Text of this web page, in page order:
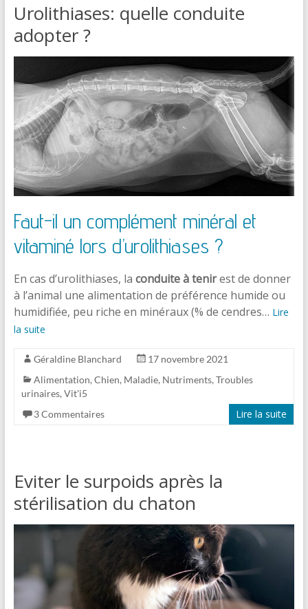
Urolithiases: quelle conduite
adopter ?
Faut-il un complément minéral et
vitaminé lors d’urolithiases ?
En cas d’urolithiases, la conduite à tenirest de donner
à l’animal une alimentation de préférence humide ou
humidifiée, peu riche en minéraux (% de cendres… Lire
la suite
Géraldine Blanchard
17 novembre 2021
Alimentation, Chien, Maladie, Nutriments, Troubles
urinaires, Vit'i5
3 Commentaires
Lire la suite
Eviter le surpoids après la
stérilisation du chaton